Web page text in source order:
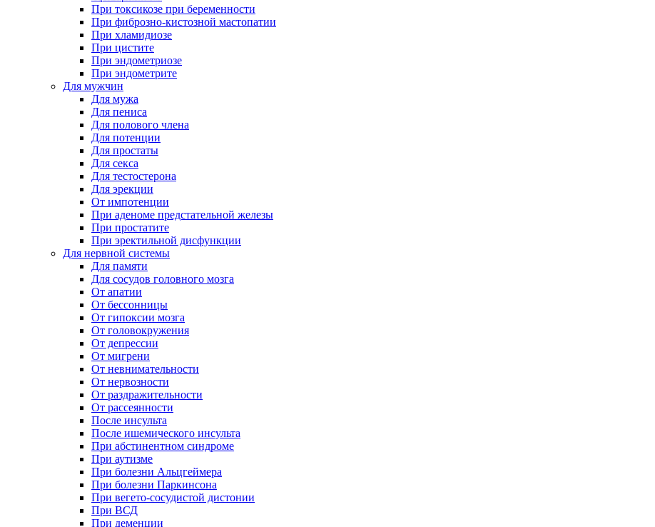
При токсикозе при беременности
При фиброзно-кистозной мастопатии
При хламидиозе
При цистите
При эндометриозе
При эндометрите
Для мужчин
Для мужа
Для пениса
Для полового члена
Для потенции
Для простаты
Для секса
Для тестостерона
Для эрекции
От импотенции
При аденоме предстательной железы
При простатите
При эректильной дисфункции
Для нервной системы
Для памяти
Для сосудов головного мозга
От апатии
От бессонницы
От гипоксии мозга
От головокружения
От депрессии
От мигрени
От невнимательности
От нервозности
От раздражительности
От рассеянности
После инсульта
После ишемического инсульта
При абстинентном синдроме
При аутизме
При болезни Альцгеймера
При болезни Паркинсона
При вегето-сосудистой дистонии
При ВСД
При деменции